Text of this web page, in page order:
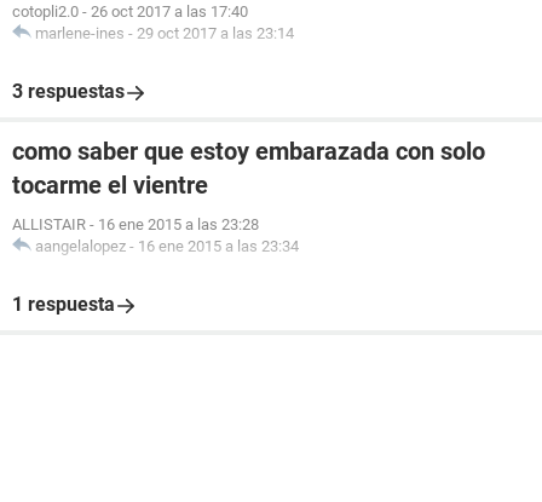
cotopli2.0 - 26 oct 2017 a las 17:40
marlene-ines - 29 oct 2017 a las 23:14
3 respuestas
como saber que estoy embarazada con solo
tocarme el vientre
ALLISTAIR - 16 ene 2015 a las 23:28
aangelalopez - 16 ene 2015 a las 23:34
1 respuesta